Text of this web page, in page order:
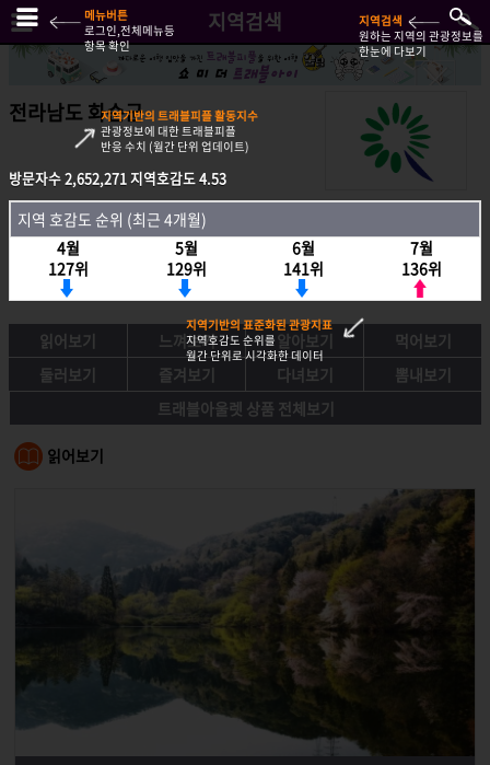
지역검색
전라남도 화순군
방문자수2,652,271지역호감도4.53
지역호감도 순위 (최근 4개월)
4월
127위
5월
129위
6월
141위
7월
136위
읽어보기 느껴보기 알아보기
먹어보기
둘러보기
즐겨보기 다녀보기
뽐내보기
트래블아울렛 상품 전체보기
읽어보기
방문자수2,652,271지역호감도4.53
지역 호감도 순위 (최근 4개월)
4월
127위
5월
129위
6월
141위
7월
136위
메뉴버튼
로그인,전체메뉴등
항목 확인
지역검색
원하는 지역의 관광정보를
한눈에 다보기
지역기반의 트래블피플 활동지수
관광정보에 대한 트래블피플
반응 수치 (월간 단위 업데이트)
지역기반의 표준화된 관광지표
지역호감도 순위를
월간 단위로 시각화한 데이터